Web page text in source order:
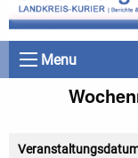
Menu